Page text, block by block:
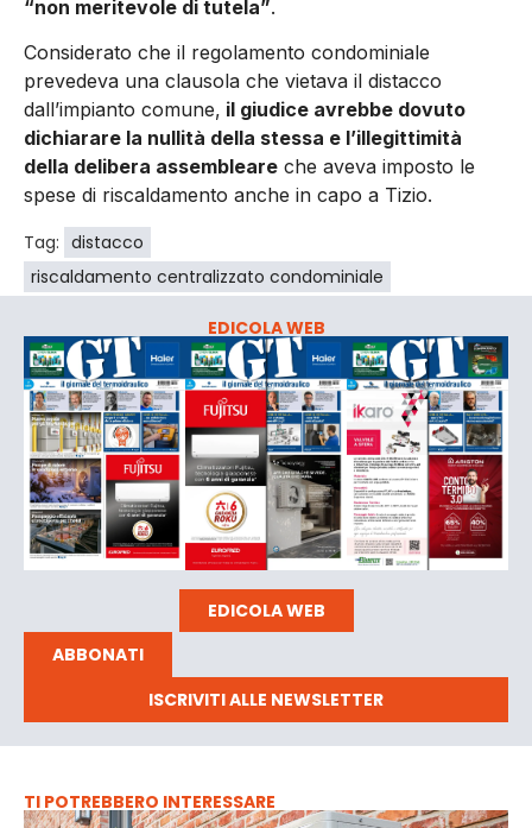
“non meritevole di tutela”.
Considerato che il regolamento condominiale
prevedeva una clausola che vietava il distacco
dall’impianto comune, il giudice avrebbe dovuto
dichiarare la nullità della stessa e l’illegittimità
della delibera assembleare che aveva imposto le
spese di riscaldamento anche in capo a Tizio.
Tag: distacco
riscaldamento centralizzato condominiale
EDICOLA WEB
EDICOLA WEB
ABBONATI
ISCRIVITI ALLE NEWSLETTER
TI POTREBBERO INTERESSARE